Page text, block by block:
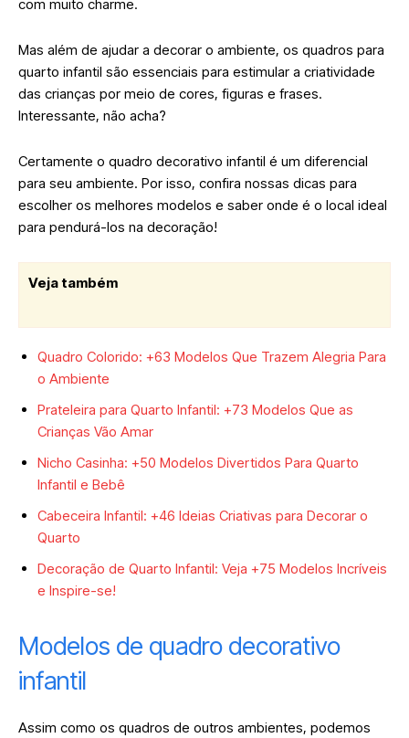
com muito charme.
Mas além de ajudar a decorar o ambiente, os quadros para
quarto infantil são essenciais para estimular a criatividade
das crianças por meio de cores, figuras e frases.
Interessante, não acha?
Certamente o quadro decorativo infantil é um diferencial
para seu ambiente. Por isso, confira nossas dicas para
escolher os melhores modelos e saber onde é o local ideal
para pendurá-los na decoração!
Veja também
Quadro Colorido: +63 Modelos Que Trazem Alegria Para
o Ambiente
Prateleira para Quarto Infantil: +73 Modelos Que as
Crianças Vão Amar
Nicho Casinha: +50 Modelos Divertidos Para Quarto
Infantil e Bebê
Cabeceira Infantil: +46 Ideias Criativas para Decorar o
Quarto
Decoração de Quarto Infantil: Veja +75 Modelos Incríveis
e Inspire-se!
Modelos de quadro decorativo
infantil
Assim como os quadros de outros ambientes, podemos